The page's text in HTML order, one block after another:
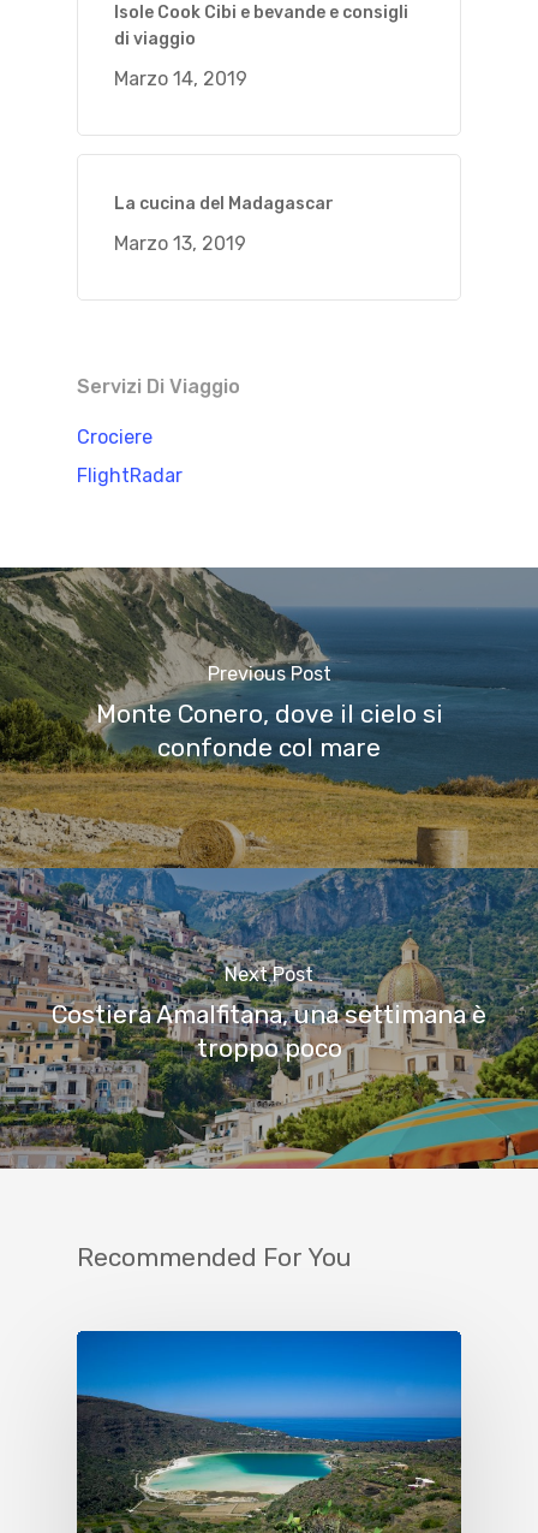
Isole Cook Cibi e bevande e consigli
di viaggio
Marzo 14, 2019
La cucina del Madagascar
Marzo 13, 2019
Servizi Di Viaggio
Crociere
FlightRadar
Previous Post
Monte Conero, dove il cielo si
confonde col mare
Next Post
Costiera Amalfitana, una settimana è
troppo poco
Recommended For You